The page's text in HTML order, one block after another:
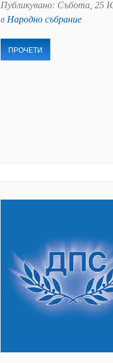
Публикувано: Събота, 25
в Народно събрание
ПРОЧЕТИ